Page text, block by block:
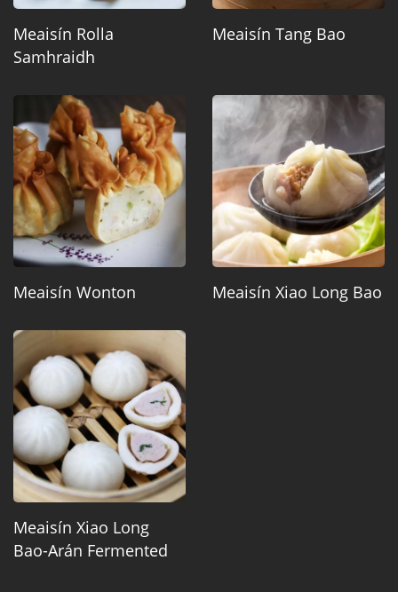
Meaisín Rolla
Samhraidh
Meaisín Tang Bao
Meaisín Wonton Meaisín Xiao Long Bao
Meaisín Xiao Long
Bao-Arán Fermented